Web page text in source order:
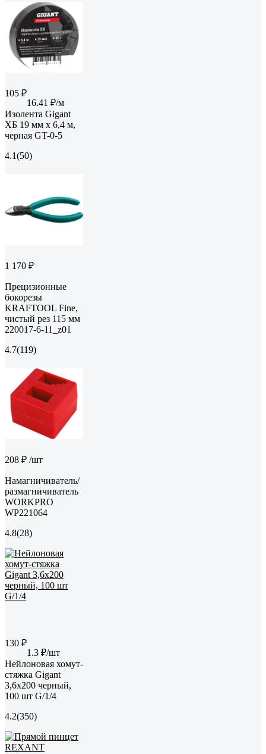
105 ₽
16.41 ₽/м
Изолента Gigant
ХБ 19 мм х 6,4 м,
черная GT-0-5
4.1(50)
1 170 ₽
Прецизионные
бокорезы
KRAFTOOL Fine,
чистый рез 115 мм
220017-6-11_z01
4.7(119)
208 ₽ /шт
Намагничиватель/
размагничиватель
WORKPRO
WP221064
4.8(28)
130 ₽
1.3 ₽/шт
Нейлоновая хомут-
стяжка Gigant
3,6х200 черный,
100 шт G/1/4
4.2(350)